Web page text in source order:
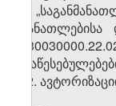
,,2.